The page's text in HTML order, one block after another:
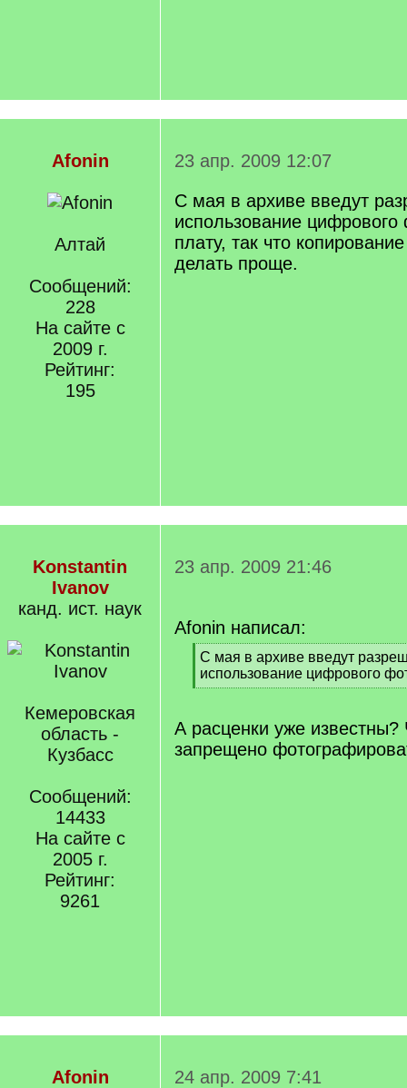
Afonin
Алтай
Сообщений:
228
На сайте с
2009 г.
Рейтинг:
195
23 апр. 2009 12:07
С мая в архиве введут
использование цифрового
плату, так что
делать проще.
Konstantin
Ivanov
канд. ист. наук
Кемеровская
область -
Кузбасс
Сообщений:
14433
На сайте с
2005 г.
Рейтинг:
9261
23 апр. 2009 21:46
Afonin написал:
[
q
]
С мая в архиве введут
использование цифрового
[
q
]
А расценки уже известны?
запрещено
Afonin
24 апр. 2009 7:41